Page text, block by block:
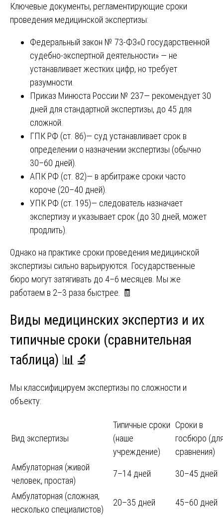
Ключевые документы, регламентирующие сроки
проведения медицинской экспертизы:
Федеральный закон № 73-ФЗ«О государственной
судебно-экспертной деятельности» — не
устанавливает жестких цифр, но требует
разумности.
Приказ Минюста России № 237— рекомендует 30
дней для стандартной экспертизы, до 45 для
сложной.
ГПК РФ (ст. 86)— суд устанавливает срок в
определении о назначении экспертизы (обычно
30–60 дней).
АПК РФ (ст. 82)— в арбитраже сроки часто
короче (20–40 дней).
УПК РФ (ст. 195)— следователь назначает
экспертизу и указывает срок (до 30 дней, может
продлить).
Однако на практике сроки проведения медицинской
экспертизы сильно варьируются. Государственные
бюро могут затягивать до 4–6 месяцев. Мы же
работаем в 2–3 раза быстрее. 🧾
Виды медицинских экспертиз и их
типичные сроки (сравнительная
таблица) 📊🔬
Мы классифицируем экспертизы по сложности и
объекту:
Вид экспертизы
Типичные сроки
(наше
учреждение)
Сроки в
госбюро
сравнения)
Амбулаторная (живой
человек, простая)
7–14 дней 30–45 дней
Амбулаторная (сложная,
несколько специалистов)
20–35 дней 45–60 дней